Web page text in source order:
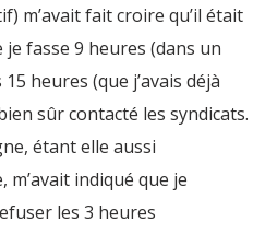
m’avait fait croire qu’il était
fasse 9 heures (dans un
heures (que j’avais déjà
sûr contacté les syndicats.
étant elle aussi
indiqué que je
les 3 heures